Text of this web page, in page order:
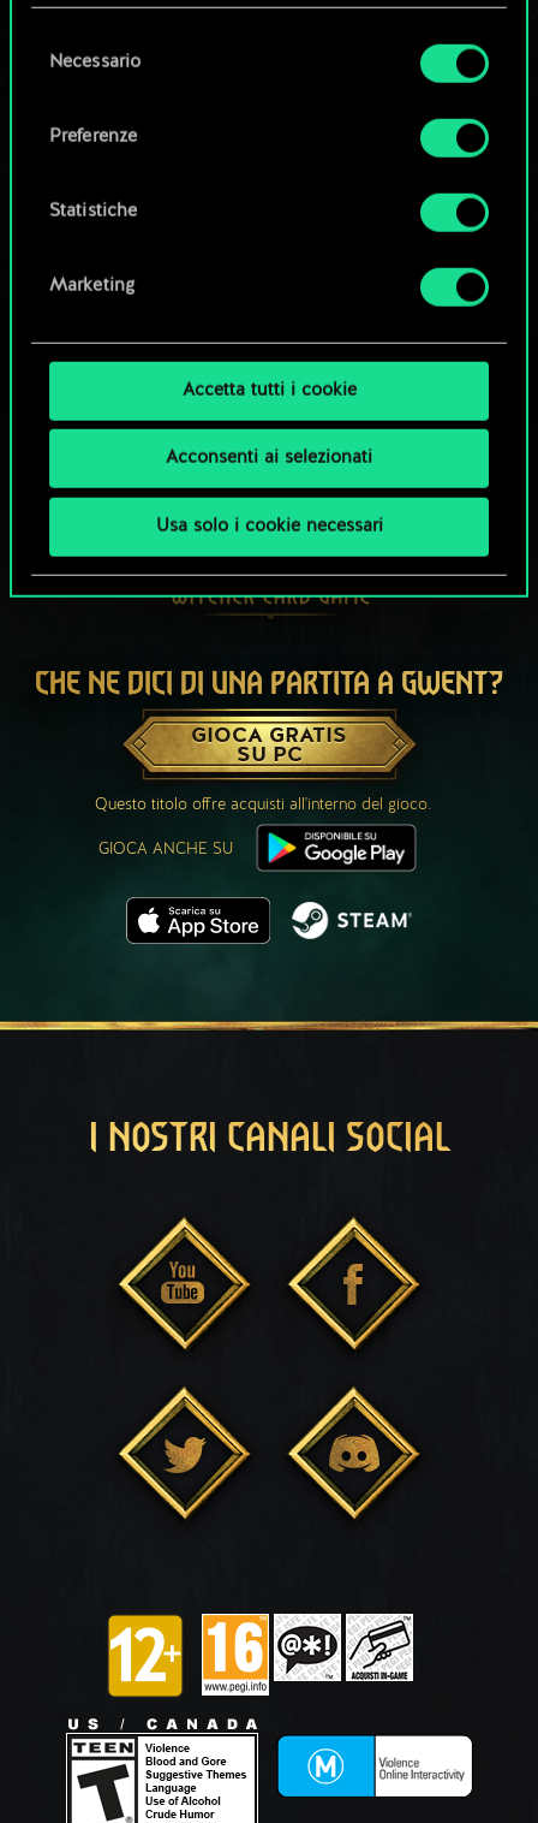
Tutti i dettagli su come utilizziamo i cookie e su
disponibili nel menu "Impostazioni" qui sotto.
delNecessario
Preferenze
Statistiche
Marketing
Accetta tutti i cookie
Acconsenti ai selezionati
Usa solo i cookie necessari
Esplora i mazzi della community
CHE NE DICI DI UNA PARTITA A GWENT?
GIOCA GRATIS
SU PC
Questo titolo offre acquisti all'interno del gioco.
GIOCA ANCHE SU
I NOSTRI CANALI SOCIAL